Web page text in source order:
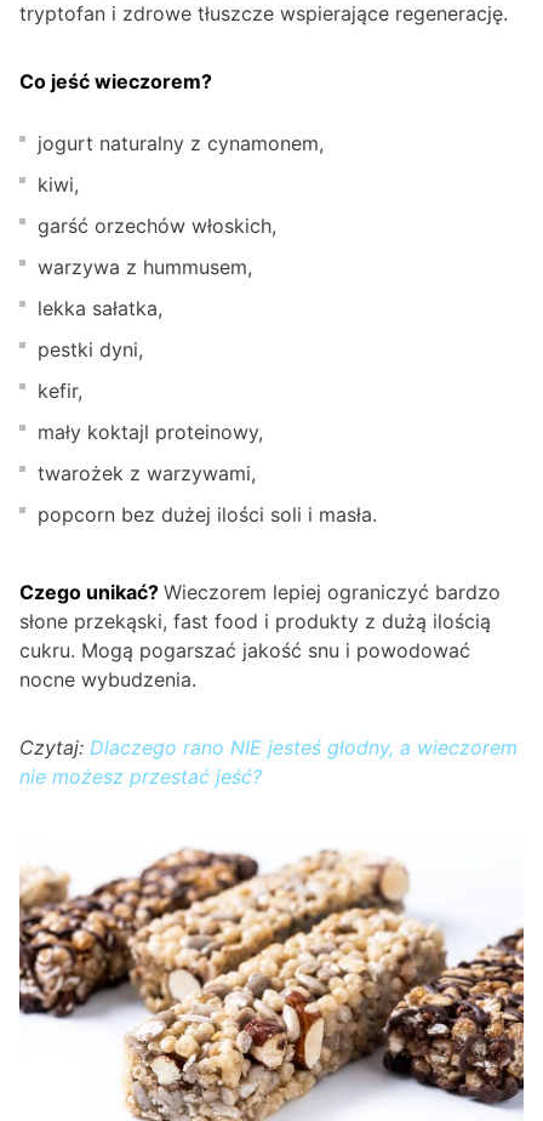
tryptofan i zdrowe tłuszcze wspierające regenerację.
Co jeść wieczorem?
jogurt naturalny z cynamonem,
kiwi,
garść orzechów włoskich,
warzywa z hummusem,
lekka sałatka,
pestki dyni,
kefir,
mały koktajl proteinowy,
twarożek z warzywami,
popcorn bez dużej ilości soli i masła.
Czego unikać? Wieczorem lepiej ograniczyć bardzo
słone przekąski, fast food i produkty z dużą ilością
cukru. Mogą pogarszać jakość snu i powodować
nocne wybudzenia.
Czytaj: Dlaczego rano NIE jesteś głodny, a wieczorem
nie możesz przestać jeść?